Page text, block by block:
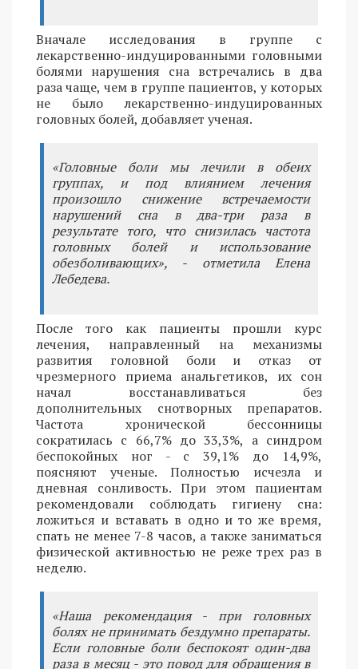
Вначале исследования в группе с
лекарственно-индуцированными головными
болями нарушения сна встречались в два
раза чаще, чем в группе пациентов, у которых
не было лекарственно-индуцированных
головных болей, добавляет ученая.
«Головные боли мы лечили в обеих
группах, и под влиянием лечения
произошло снижение встречаемости
нарушений сна в два-три раза в
результате того, что снизилась частота
головных болей и использование
обезболивающих», - отметила Елена
Лебедева.
После того как пациенты прошли курс
лечения, направленный на механизмы
развития головной боли и отказ от
чрезмерного приема анальгетиков, их сон
начал восстанавливаться без
дополнительных снотворных препаратов.
Частота хронической бессонницы
сократилась с 66,7% до 33,3%, а синдром
беспокойных ног - с 39,1% до 14,9%,
поясняют ученые. Полностью исчезла и
дневная сонливость. При этом пациентам
рекомендовали соблюдать гигиену сна:
ложиться и вставать в одно и то же время,
спать не менее 7-8 часов, а также заниматься
физической активностью не реже трех раз в
неделю.
«Наша рекомендация - при головных
болях не принимать бездумно препараты.
Если головные боли беспокоят один-два
раза в месяц - это повод для обращения в